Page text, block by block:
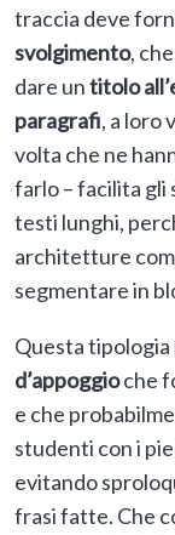
traccia deve
svolgimento,
dare untitolo
paragrafi, a loro
volta che ne
farlo – facilita gli
testi lunghi,
architetture
segmentare in
Questa tipologia
d’appoggioche
e che
studenti con i
evitando
frasi fatte. Che